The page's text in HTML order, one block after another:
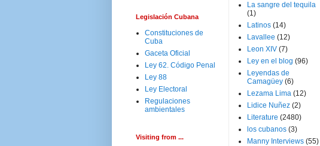
Legislación Cubana
Constituciones de
Cuba
Gaceta Oficial
Ley 62. Código Penal
Ley 88
Ley Electoral
Regulaciones
ambientales
Visiting from ...
La sangre del tequila
(1)
Latinos (14)
Lavallee (12)
Leon XIV (7)
Ley en el blog (96)
Leyendas de
Camagüey (6)
Lezama Lima (12)
Lidice Nuñez (2)
Literature (2480)
los cubanos (3)
Manny Interviews (55)